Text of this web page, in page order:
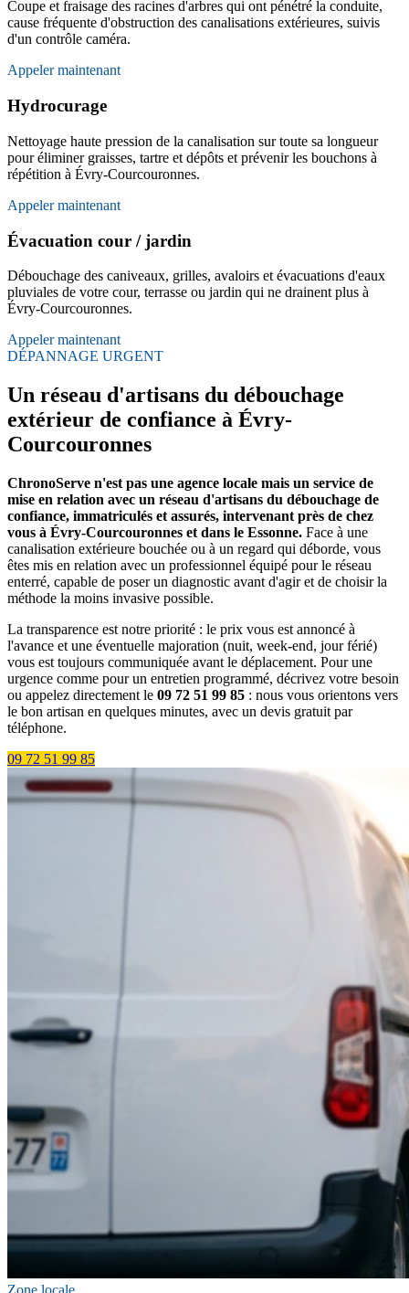
Coupe et fraisage des racines d'arbres qui ont pénétré la conduite,
cause fréquente d'obstruction des canalisations extérieures, suivis
d'un contrôle caméra.
Appeler maintenant
Hydrocurage
Nettoyage haute pression de la canalisation sur toute sa longueur
pour éliminer graisses, tartre et dépôts et prévenir les bouchons à
répétition à Évry-Courcouronnes.
Appeler maintenant
Évacuation cour / jardin
Débouchage des caniveaux, grilles, avaloirs et évacuations d'eaux
pluviales de votre cour, terrasse ou jardin qui ne drainent plus à
Évry-Courcouronnes.
Appeler maintenant
DÉPANNAGE URGENT
Un réseau d'artisans du débouchage
extérieur de confiance à Évry-
Courcouronnes
ChronoServe n'est pas une agence locale mais un service de
mise en relation avec un réseau d'artisans du débouchage de
confiance, immatriculés et assurés, intervenant près de chez
vous à Évry-Courcouronnes et dans le Essonne. Face à une
canalisation extérieure bouchée ou à un regard qui déborde, vous
êtes mis en relation avec un professionnel équipé pour le réseau
enterré, capable de poser un diagnostic avant d'agir et de choisir la
méthode la moins invasive possible.
La transparence est notre priorité : le prix vous est annoncé à
l'avance et une éventuelle majoration (nuit, week-end, jour férié)
vous est toujours communiquée avant le déplacement. Pour une
urgence comme pour un entretien programmé, décrivez votre besoin
ou appelez directement le 09 72 51 99 85 : nous vous orientons vers
le bon artisan en quelques minutes, avec un devis gratuit par
téléphone.
09 72 51 99 85